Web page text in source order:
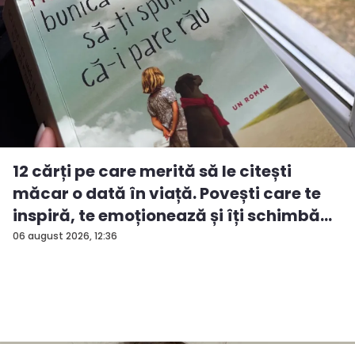
06 august 2026, 12:36
12 cărți pe care merită să le citești
măcar o dată în viață. Povești care te
inspiră, te emoționează și îți schimbă...